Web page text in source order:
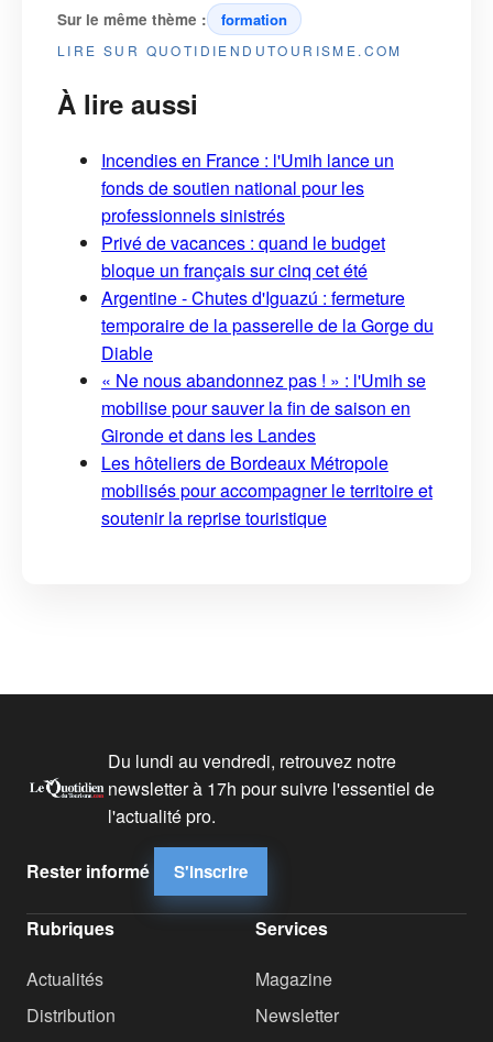
Sur le même thème : formation
LIRE SUR QUOTIDIENDUTOURISME.COM
À lire aussi
Incendies en France : l'Umih lance un
fonds de soutien national pour les
professionnels sinistrés
Privé de vacances : quand le budget
bloque un français sur cinq cet été
Argentine - Chutes d'Iguazú : fermeture
temporaire de la passerelle de la Gorge du
Diable
« Ne nous abandonnez pas ! » : l'Umih se
mobilise pour sauver la fin de saison en
Gironde et dans les Landes
Les hôteliers de Bordeaux Métropole
mobilisés pour accompagner le territoire et
soutenir la reprise touristique
Du lundi au vendredi, retrouvez notre
newsletter à 17h pour suivre l'essentiel de
l'actualité pro.
Rester informé S'inscrire
Rubriques
Actualités
Distribution
Services
Magazine
Newsletter